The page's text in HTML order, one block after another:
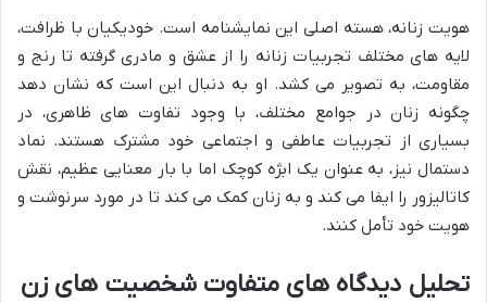
هویت زنانه، هسته اصلی این نمایشنامه است. خودیکیان با ظرافت،
لایه های مختلف تجربیات زنانه را از عشق و مادری گرفته تا رنج و
مقاومت، به تصویر می کشد. او به دنبال این است که نشان دهد
چگونه زنان در جوامع مختلف، با وجود تفاوت های ظاهری، در
بسیاری از تجربیات عاطفی و اجتماعی خود مشترک هستند. نماد
دستمال نیز، به عنوان یک ابژه کوچک اما با بار معنایی عظیم، نقش
کاتالیزور را ایفا می کند و به زنان کمک می کند تا در مورد سرنوشت و
هویت خود تأمل کنند.
تحلیل دیدگاه های متفاوت شخصیت های زن